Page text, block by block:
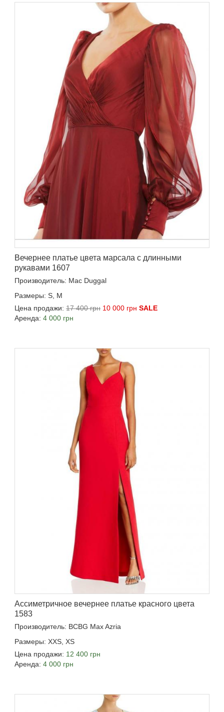
Вечернее платье цвета марсала с длинными
рукавами 1607
Производитель: Mac Duggal
Размеры: S, M
Цена продажи: 17 400 грн 10 000 грн SALE
Аренда: 4 000 грн
Ассиметричное вечернее платье красного цвета
1583
Производитель: BCBG Max Azria
Размеры: XXS, XS
Цена продажи: 12 400 грн
Аренда: 4 000 грн